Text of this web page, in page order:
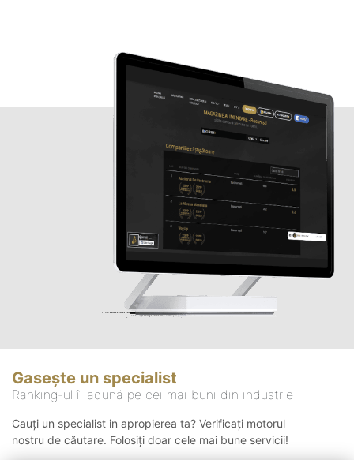
Gasește un specialist
Ranking-ul îi adună pe cei mai buni din industrie
Cauți un specialist in apropierea ta? Verificați motorul
nostru de căutare. Folosiți doar cele mai bune servicii!